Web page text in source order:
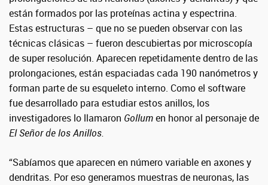
están formados por las proteínas actina y espectrina.
Estas estructuras – que no se pueden observar con las
técnicas clásicas – fueron descubiertas por microscopía
de super resolución. Aparecen repetidamente dentro de las
prolongaciones, están espaciadas cada 190 nanómetros y
forman parte de su esqueleto interno. Como el software
fue desarrollado para estudiar estos anillos, los
investigadores lo llamaron Gollumen honor al personaje de
El Señor de los Anillos.
“Sabíamos que aparecen en número variable en axones y
dendritas. Por eso generamos muestras de neuronas, las